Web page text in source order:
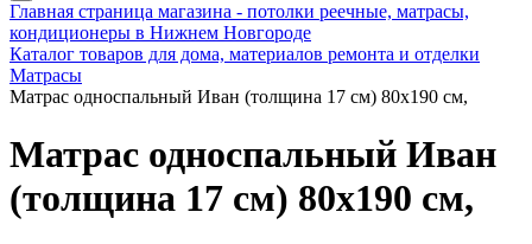
Главная страница магазина - потолки реечные, матрасы,
кондиционеры в Нижнем Новгороде
Каталог товаров для дома, материалов ремонта и отделки
Матрасы
Матрас односпальный Иван (толщина 17 см) 80х190 см,
Матрас односпальный Иван
(толщина 17 см) 80х190 см,